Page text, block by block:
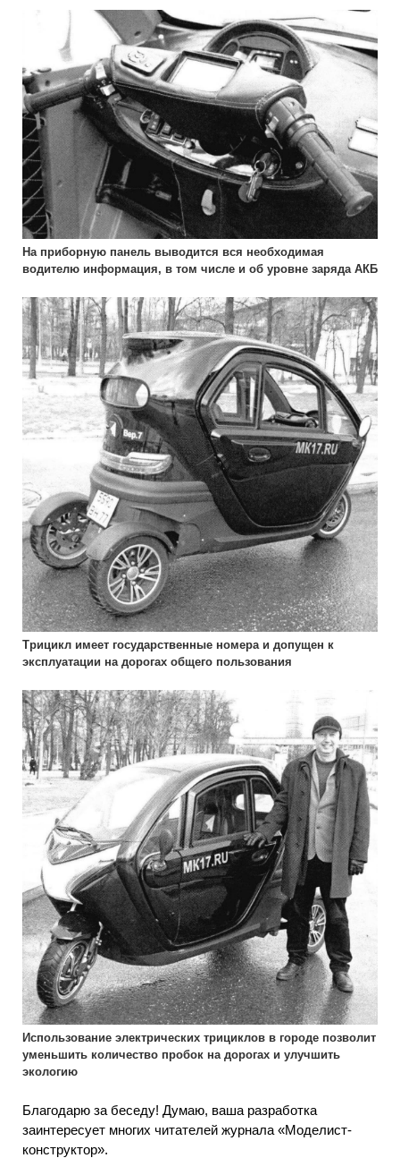
На приборную панель выводится вся необходимая
водителю информация, в том числе и об уровне заряда АКБ
Трицикл имеет государственные номера и допущен к
эксплуатации на дорогах общего пользования
Использование электрических трициклов в городе позволит
уменьшить количество пробок на дорогах и улучшить
экологию
Благодарю за беседу! Думаю, ваша разработка
заинтересует многих читателей журнала «Моделист-
конструктор».